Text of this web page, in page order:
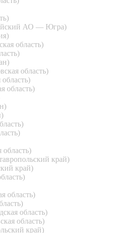
АО — Югра)
область)
область)
область)
область)
край)
край)
область)
область)
область)
край)